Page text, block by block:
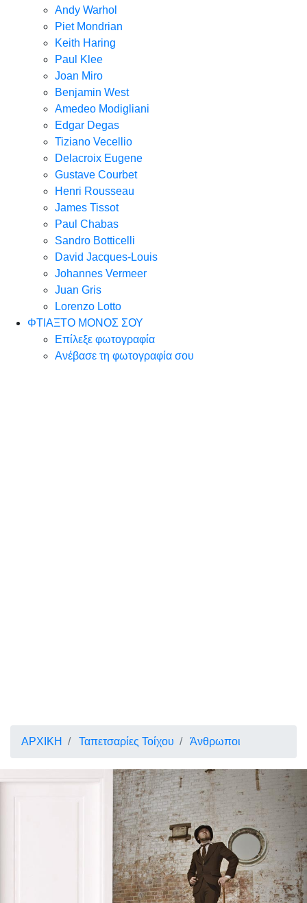
Andy Warhol
Piet Mondrian
Keith Haring
Paul Klee
Joan Miro
Benjamin West
Amedeo Modigliani
Edgar Degas
Tiziano Vecellio
Delacroix Eugene
Gustave Courbet
Henri Rousseau
James Tissot
Paul Chabas
Sandro Botticelli
David Jacques-Louis
Johannes Vermeer
Juan Gris
Lorenzo Lotto
ΦΤΙΑΞΤΟ ΜΟΝΟΣ ΣΟΥ
Επίλεξε φωτογραφία
Ανέβασε τη φωτογραφία σου
ΑΡΧΙΚΗ Ταπετσαρίες Τοίχου Άνθρωποι